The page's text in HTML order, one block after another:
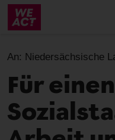
Skip
content
An: Niedersächsische
Für